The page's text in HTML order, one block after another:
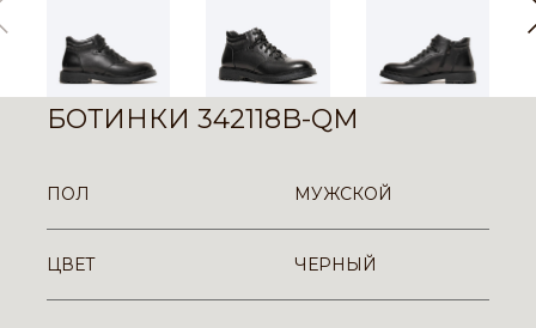
БОТИНКИ 342118B-QM
ПОЛ МУЖСКОЙ
ЦВЕТ ЧЕРНЫЙ